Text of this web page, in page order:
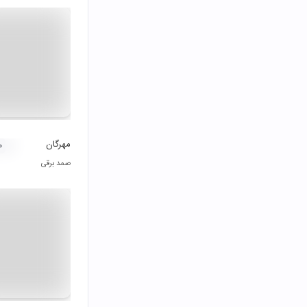
مهرگان
صمد برقی